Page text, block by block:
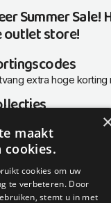
Summer Sale!
outlet store!
extra hoge
en populaire
maakt
cookies.
cookies om uw
te verbeteren. Door
stemt u in met